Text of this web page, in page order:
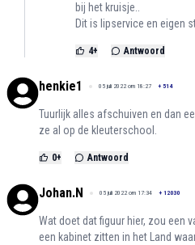
bij het kruisje..
Dit is lipservice en eigen
4+ Antwoord
henkie1 05 juli 2022 om 18:27 + 514
Tuurlijk alles afschuiven en dan
ze al op de kleuterschool.
0+ Antwoord
Johan.N 05 juli 2022 om 17:34 + 12030
Wat doet dat figuur hier, zou een
een kabinet zitten in het Land